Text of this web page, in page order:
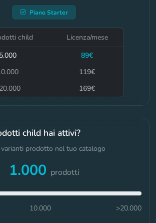
PianoStarter
child
Licenza/mese
5.000
89€
119€
169€
child hai attivi?
prodotto nel tuo catalogo
1.000 prodotti
10.000 >20.000